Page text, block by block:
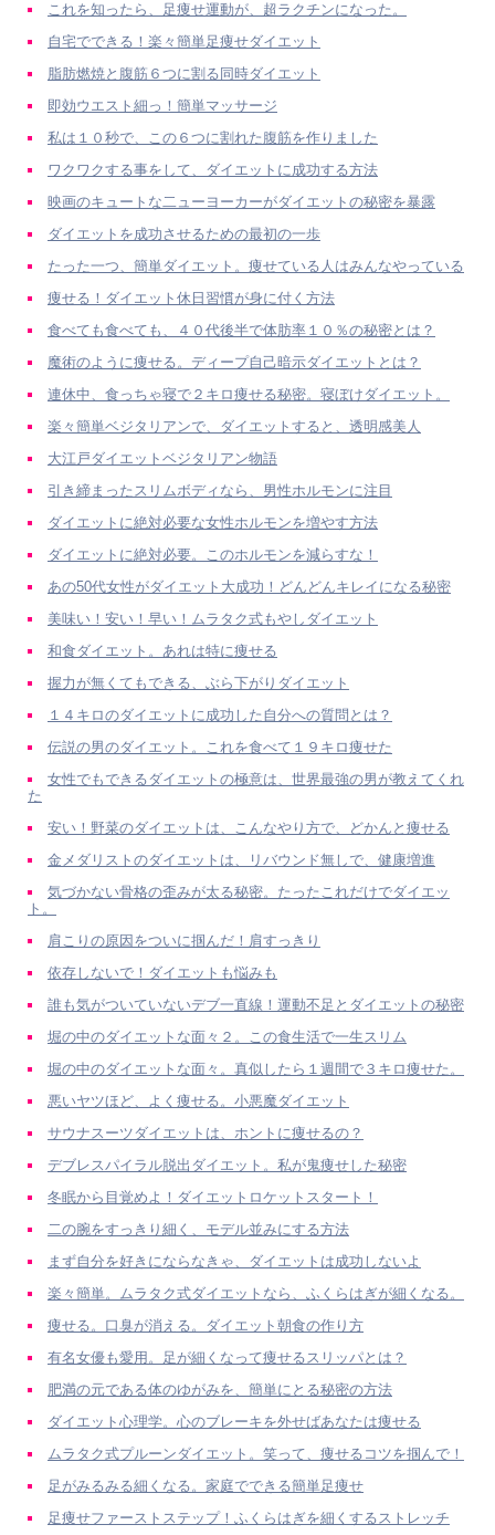
これを知ったら、足痩せ運動が、超ラクチンになった。
自宅でできる！楽々簡単足痩せダイエット
脂肪燃焼と腹筋６つに割る同時ダイエット
即効ウエスト細っ！簡単マッサージ
私は１０秒で、この６つに割れた腹筋を作りました
ワクワクする事をして、ダイエットに成功する方法
映画のキュートな二ューヨーカーがダイエットの秘密を暴露
ダイエットを成功させるための最初の一歩
たった一つ、簡単ダイエット。痩せている人はみんなやっている
痩せる！ダイエット休日習慣が身に付く方法
食べても食べても、４０代後半で体肪率１０％の秘密とは？
魔術のように痩せる。ディープ自己暗示ダイエットとは？
連休中、食っちゃ寝で２キロ痩せる秘密。寝ぼけダイエット。
楽々簡単ベジタリアンで、ダイエットすると、透明感美人
大江戸ダイエットベジタリアン物語
引き締まったスリムボディなら、男性ホルモンに注目
ダイエットに絶対必要な女性ホルモンを増やす方法
ダイエットに絶対必要。このホルモンを減らすな！
あの50代女性がダイエット大成功！どんどんキレイになる秘密
美味い！安い！早い！ムラタク式もやしダイエット
和食ダイエット。あれは特に痩せる
握力が無くてもできる、ぶら下がりダイエット
１４キロのダイエットに成功した自分への質問とは？
伝説の男のダイエット。これを食べて１９キロ痩せた
女性でもできるダイエットの極意は、世界最強の男が教えてくれ
た
安い！野菜のダイエットは、こんなやり方で、どかんと痩せる
金メダリストのダイエットは、リバウンド無しで、健康増進
気づかない骨格の歪みが太る秘密。たったこれだけでダイエッ
ト。
肩こりの原因をついに掴んだ！肩すっきり
依存しないで！ダイエットも悩みも
誰も気がついていないデブ一直線！運動不足とダイエットの秘密
堀の中のダイエットな面々２。この食生活で一生スリム
堀の中のダイエットな面々。真似したら１週間で３キロ痩せた。
悪いヤツほど、よく痩せる。小悪魔ダイエット
サウナスーツダイエットは、ホントに痩せるの？
デブレスパイラル脱出ダイエット。私が鬼痩せした秘密
冬眠から目覚めよ！ダイエットロケットスタート！
二の腕をすっきり細く、モデル並みにする方法
まず自分を好きにならなきゃ、ダイエットは成功しないよ
楽々簡単。ムラタク式ダイエットなら、ふくらはぎが細くなる。
痩せる。口臭が消える。ダイエット朝食の作り方
有名女優も愛用。足が細くなって痩せるスリッパとは？
肥満の元である体のゆがみを、簡単にとる秘密の方法
ダイエット心理学。心のブレーキを外せばあなたは痩せる
ムラタク式プルーンダイエット。笑って、痩せるコツを掴んで！
足がみるみる細くなる。家庭でできる簡単足痩せ
足痩せファーストステップ！ふくらはぎを細くするストレッチ